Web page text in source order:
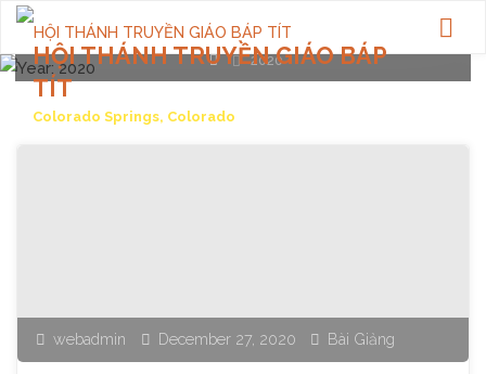
HỘI THÁNH TRUYỀN GIÁO BÁP
TÍT
Colorado Springs, Colorado
Home2020
webadmin December 27, 2020 Bài Giảng